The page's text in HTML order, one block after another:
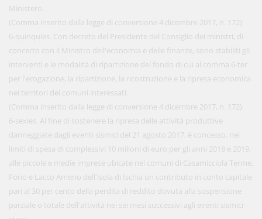
Ministero.
(Comma inserito dalla legge di conversione 4 dicembre 2017, n. 172)
6-quinquies. Con decreto del Presidente del Consiglio dei ministri, di
concerto con il Ministro dell'economia e delle finanze, sono stabiliti gli
interventi e le modalità di ripartizione del fondo di cui al comma 6-ter
per l'erogazione, la ripartizione, la ricostruzione e la ripresa economica
nei territori dei comuni interessati.
(Comma inserito dalla legge di conversione 4 dicembre 2017, n. 172)
6-sexies. Al fine di sostenere la ripresa delle attività produttive
danneggiate dagli eventi sismici del 21 agosto 2017, è concesso, nei
limiti di spesa di complessivi 10 milioni di euro per gli anni 2018 e 2019,
alle piccole e medie imprese ubicate nei comuni di Casamicciola Terme,
Forio e Lacco Ameno dell'isola di Ischia un contributo in conto capitale
pari al 30 per cento della perdita di reddito dovuta alla sospensione
parziale o totale dell'attività nei sei mesi successivi agli eventi sismici